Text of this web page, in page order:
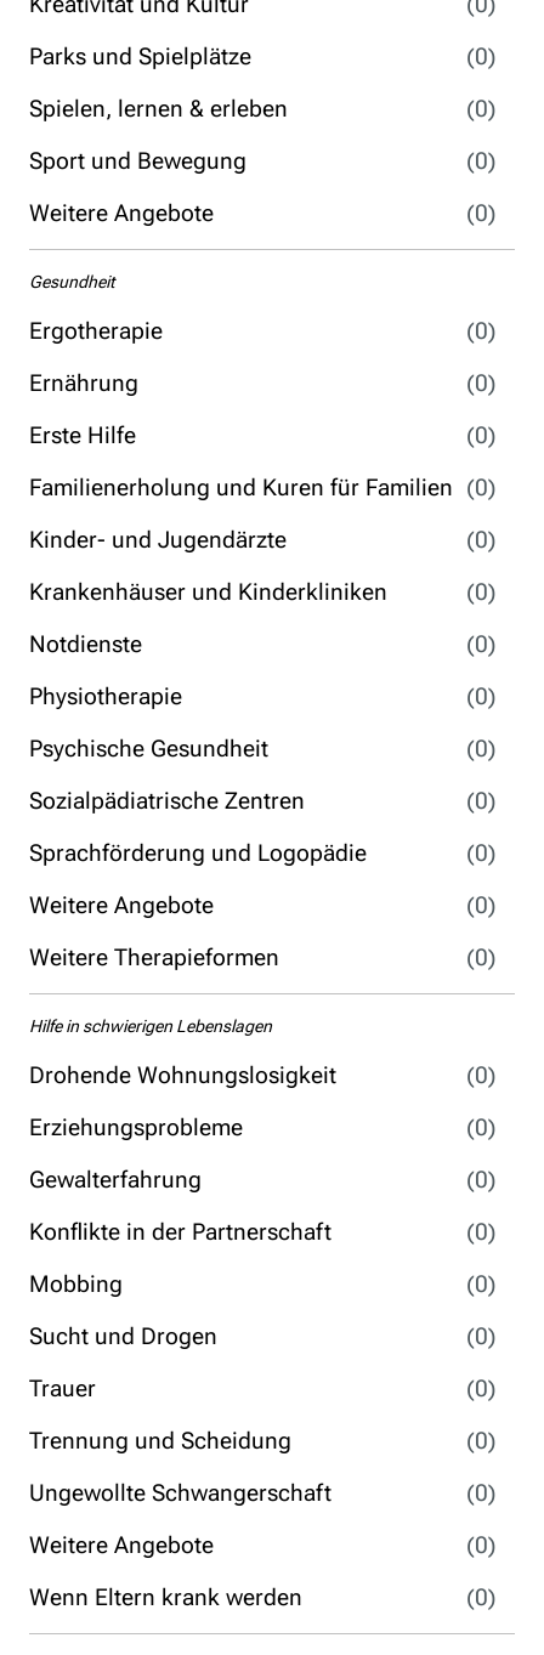
Parks und Spielplätze
(0)
Spielen, lernen & erleben
(0)
Sport und Bewegung
(0)
Weitere Angebote
(0)
Gesundheit
Ergotherapie
(0)
Ernährung
(0)
Erste Hilfe
(0)
Familienerholung und Kuren für Familien (0)
Kinder- und Jugendärzte
(0)
Krankenhäuser und Kinderkliniken
(0)
Notdienste
(0)
Physiotherapie
(0)
Psychische Gesundheit
(0)
Sozialpädiatrische Zentren
(0)
Sprachförderung und Logopädie
(0)
Weitere Angebote
(0)
Weitere Therapieformen
(0)
Hilfe in schwierigen Lebenslagen
Drohende Wohnungslosigkeit
(0)
Erziehungsprobleme
(0)
Gewalterfahrung
(0)
Konflikte in der Partnerschaft
(0)
Mobbing
(0)
Sucht und Drogen
(0)
Trauer
(0)
Trennung und Scheidung
(0)
Ungewollte Schwangerschaft
(0)
Weitere Angebote
(0)
Wenn Eltern krank werden
(0)